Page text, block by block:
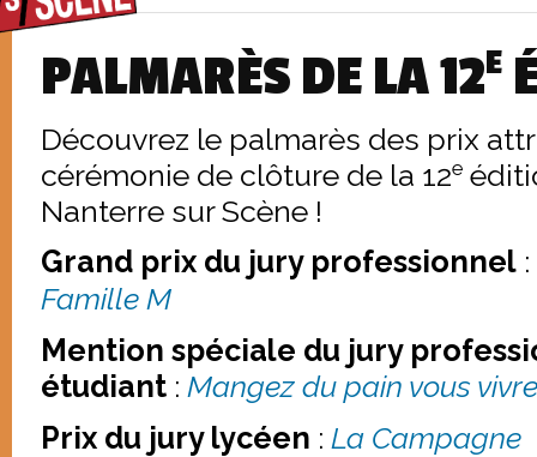
PALMARÈS DE LA 12E
Découvrez le palmarès des prix
cérémonie de clôture de la 12e
Nanterre sur Scène !
Grand prix du jury professionnel :
Famille M
Mention spéciale du jury
étudiant : Mangez du pain vous
Prix du jury lycéen : La Campagne